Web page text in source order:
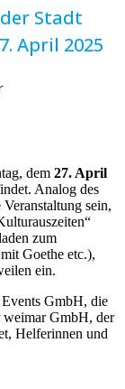
Stadt
April 2025
dem 27. April
Analog des
sein,
zum
Goethe etc.),
ein.
GmbH, die
GmbH, der
Helferinnen und